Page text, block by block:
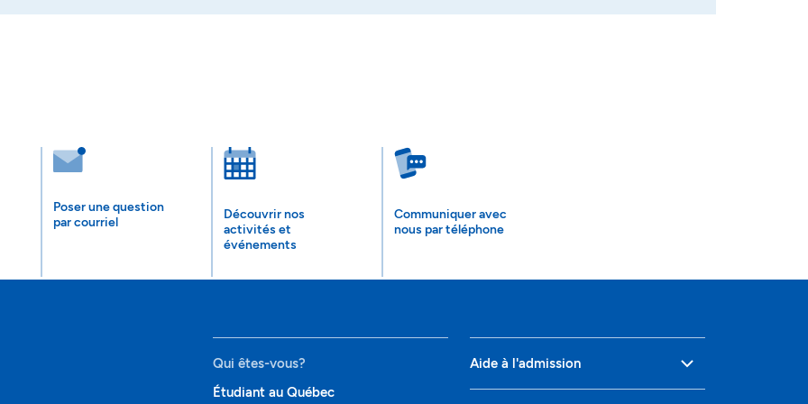
Poser une question
par courriel
Découvrir nos
activités et
événements
Communiquer avec
nous par téléphone
Qui êtes-vous?
Étudiant au Québec
Aide à l'admission